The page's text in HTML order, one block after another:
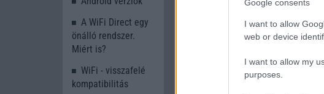
Google consents
I want to allow
web or device
I want to allow my
purposes.
A WiFi Direct egy
önálló rendszer.
Miért is?
WiFi - visszafelé
kompatibilitás